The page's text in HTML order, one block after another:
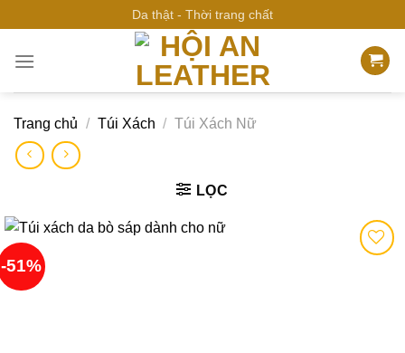
qua
nội
Da thật - Thời trang chất
Trang chủ / Túi Xách / Túi Xách Nữ
LỌC
-51%